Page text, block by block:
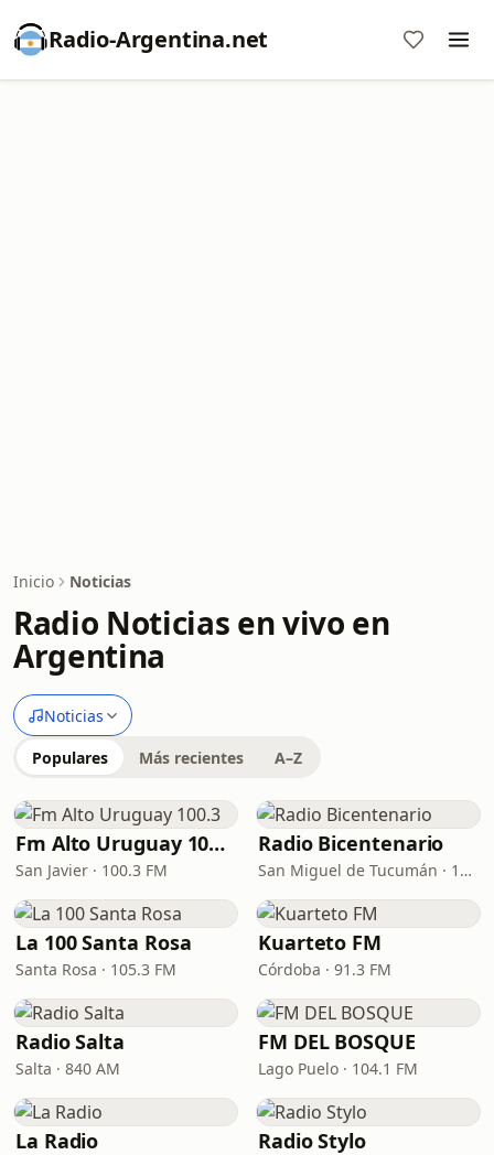
Radio-Argentina.net
Inicio Noticias
Radio Noticias en vivo en
Argentina
Noticias
Populares Más recientes A–Z
Fm Alto Uruguay 100.3
San Javier · 100.3 FM
Radio Bicentenario
San Miguel de Tucumán · 103.3 FM
La 100 Santa Rosa
Santa Rosa · 105.3 FM
Kuarteto FM
Córdoba · 91.3 FM
Radio Salta
Salta · 840 AM
FM DEL BOSQUE
Lago Puelo · 104.1 FM
La Radio Radio Stylo